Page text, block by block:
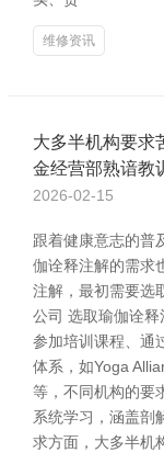
维修资讯
大多半机构要求
金经营部熟谙教
2026-02-15
跟着健康意志的普
伽诠释注解的需求
注解，最初需要选
公司 选取瑜伽诠释
参加培训课程、通
体系，如Yoga
等，不同机构的要
系统学习，涵盖剖
求方面，大多半机